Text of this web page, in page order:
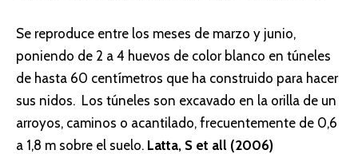
Se reproduce entre los meses de marzo y junio,
poniendo de 2 a 4 huevos de color blanco en túneles
de hasta 60 centímetros que ha construido para hacer
sus nidos. Los túneles son excavado en la orilla de un
arroyos, caminos o acantilado, frecuentemente de 0,6
a 1,8 m sobre el suelo. Latta, S et all (2006)